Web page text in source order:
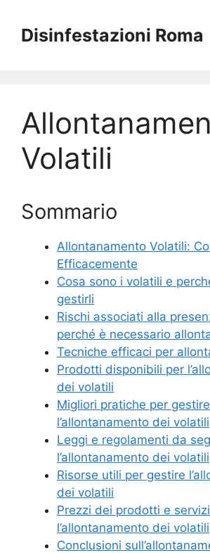
contenuto
Disinfestazioni Roma
Volatili
Sommario
Allontanamento Volatili:
Efficacemente
Cosa sono i volatili e
gestirli
Rischi associati alla
perché è necessario
Tecniche efficaci per
Prodotti disponibili per
dei volatili
Migliori pratiche per gestire
l’allontanamento dei volatili
Leggi e regolamenti da
l’allontanamento dei volatili
Risorse utili per gestire
dei volatili
Prezzi dei prodotti e
l’allontanamento dei volatili
Conclusioni